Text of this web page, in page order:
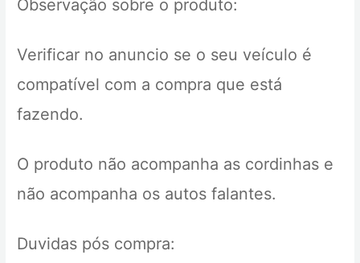
Observação sobre o produto:
Verificar no anuncio se o seu veículo é
compatível com a compra que está
fazendo.
O produto não acompanha as cordinhas e
não acompanha os autos falantes.
Duvidas pós compra: